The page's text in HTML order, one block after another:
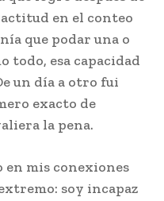
en el conteo
que podar una o
todo, esa capacidad
un día a otro fui
exacto de
la pena.
en mis conexiones
soy incapaz